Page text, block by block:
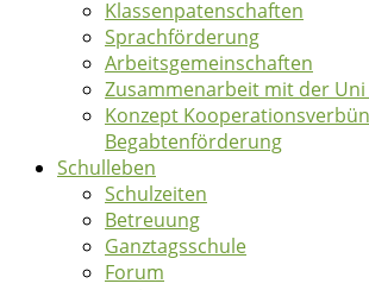
Klassenpatenschaften
Sprachförderung
Arbeitsgemeinschaften
Zusammenarbeit mit der
Konzept
Begabtenförderung
Schulleben
Schulzeiten
Betreuung
Ganztagsschule
Forum